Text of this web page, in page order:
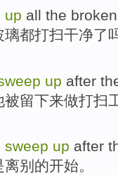
up all the broken
璃都打扫干净了
up after
被留下来做打扫
sweep up after
离别 的开始。